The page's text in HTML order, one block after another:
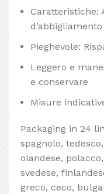
Caratteristiche:
d’abbigliamento
Pieghevole:
Leggero e
e conservare
Misure
Packaging in 24
spagnolo,
olandese,
svedese,
greco, ceco,